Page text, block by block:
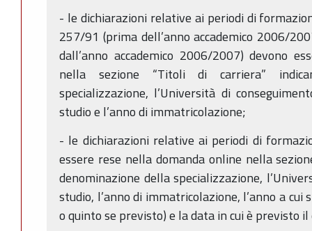
- le dichiarazioni relative ai periodi di
257/91 (prima dell’anno accademico 2006/
dall’anno accademico 2006/2007) devono
nella sezione “Titoli di carriera”
specializzazione, l’Università di
studio e l’anno di immatricolazione;
- le dichiarazioni relative ai periodi di
essere rese nella domanda online nella
denominazione della specializzazione,
studio, l’anno di immatricolazione, l’anno a
o quinto se previsto) e la data in cui è previsto